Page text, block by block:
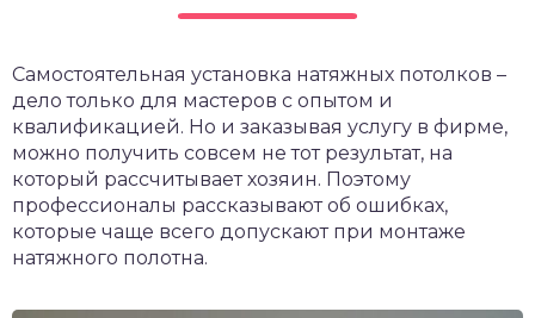
Самостоятельная установка натяжных потолков –
дело только для мастеров с опытом и
квалификацией. Но и заказывая услугу в фирме,
можно получить совсем не тот результат, на
который рассчитывает хозяин. Поэтому
профессионалы рассказывают об ошибках,
которые чаще всего допускают при монтаже
натяжного полотна.
крыши и кровли
и уход